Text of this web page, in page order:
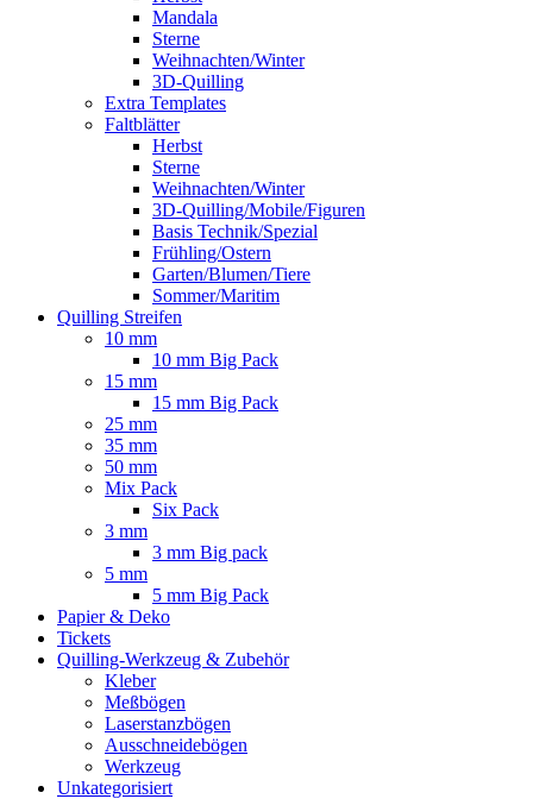
Mandala
Sterne
Weihnachten/Winter
3D-Quilling
Extra Templates
Faltblätter
Herbst
Sterne
Weihnachten/Winter
3D-Quilling/Mobile/Figuren
Basis Technik/Spezial
Frühling/Ostern
Garten/Blumen/Tiere
Sommer/Maritim
Quilling Streifen
10 mm
10 mm Big Pack
15 mm
15 mm Big Pack
25 mm
35 mm
50 mm
Mix Pack
Six Pack
3 mm
3 mm Big pack
5 mm
5 mm Big Pack
Papier & Deko
Tickets
Quilling-Werkzeug & Zubehör
Kleber
Meßbögen
Laserstanzbögen
Ausschneidebögen
Werkzeug
Unkategorisiert